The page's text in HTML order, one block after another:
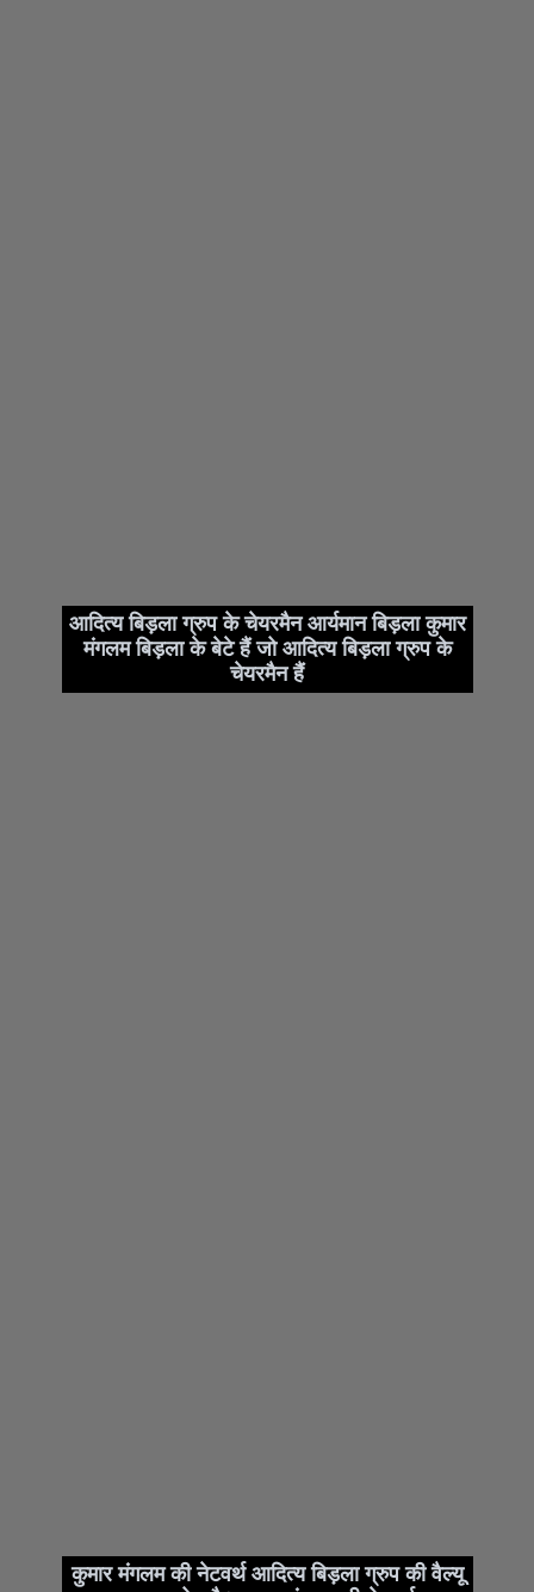
आदित्य बिड़ला ग्रुप के चेयरमैन आर्यमान बिड़ला कुमार
मंगलम बिड़ला के बेटे हैं जो आदित्य बिड़ला ग्रुप के
चेयरमैन हैं
कुमार मंगलम की नेटवर्थ आदित्य बिड़ला ग्रुप की वैल्यू